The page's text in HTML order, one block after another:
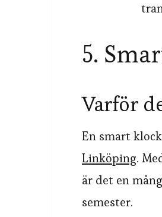
5.
Varför
En smart
Linköping.
är det en
semester.